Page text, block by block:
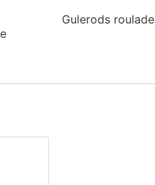
Gulerods roulade